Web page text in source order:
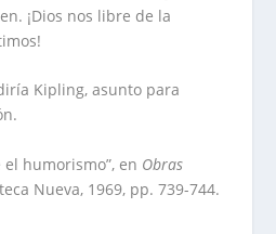
¡Dios nos libre de la
Kipling, asunto para
humorismo”, en Obras
Nueva, 1969, pp. 739-744.